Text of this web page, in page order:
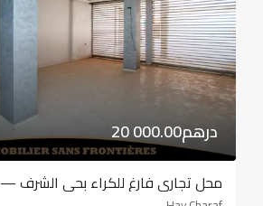
20 000.00درهم
محل تجاري فارغ للكراء بحي الشرف — 355 متر مربع